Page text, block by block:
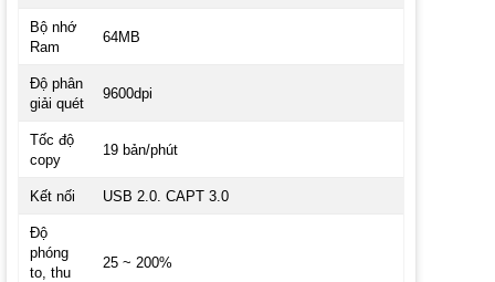
Bộ nhớ
Ram
64MB
Độ phân
giải quét
9600dpi
Tốc độ
copy
19 bản/phút
Kết nối USB 2.0. CAPT 3.0
Độ
phóng
to, thu
25 ~ 200%